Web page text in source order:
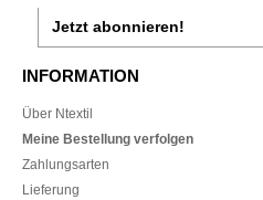
Jetzt abonnieren!
INFORMATION
Über Ntextil
Meine Bestellung verfolgen
Zahlungsarten
Lieferung